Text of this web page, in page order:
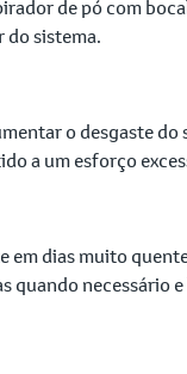
de pó com
do sistema.
o desgaste
a um esforço
dias muito
necessário